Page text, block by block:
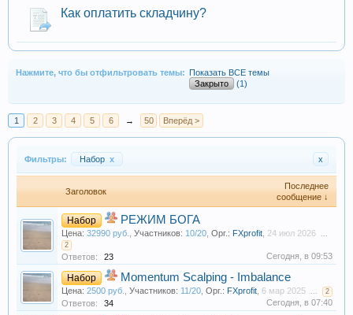
Как оплатить складчину?
Нажмите, что бы отфильтровать темы: Показать ВСЕ темы
Закрыто
(1)
1 2 3 4 5 6 → 50 Вперёд >
Фильтры: Набор x x
Заголовок
Последнее
сообщение ↓
Набор РЕЖИМ БОГА
Цена: 32990 руб. Участников: 10/20 Орг.: FXprofit 24 июл 2026
2
Ответов: 23 Сегодня, в 09:53
Набор Momentum Scalping - Imbalance
Цена: 2500 руб. Участников: 11/20 Орг.: FXprofit 6 мар 2025 2
Ответов: 34 Сегодня, в 07:40